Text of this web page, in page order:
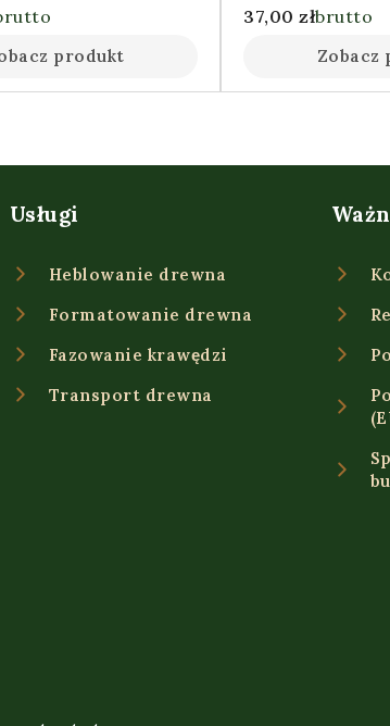
produkt
37,00złbrutto
Zobacz
Usługi
Heblowanie drewna
Formatowanie drewna
Fazowanie krawędzi
Transport drewna